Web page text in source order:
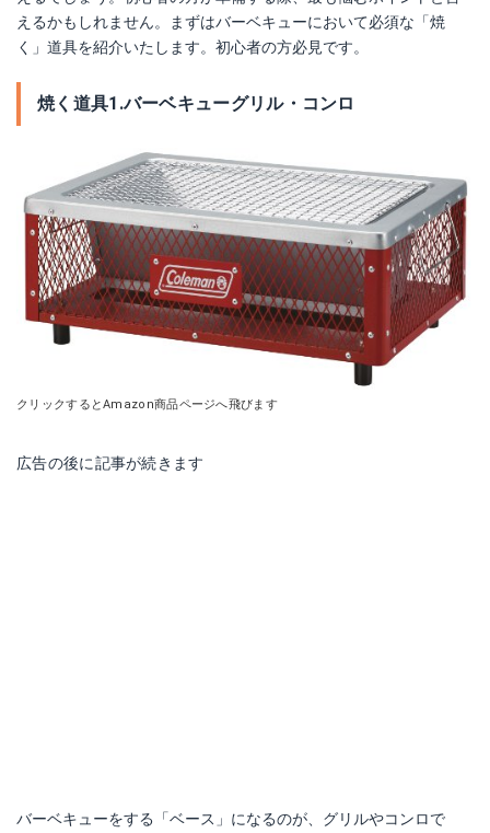
えるかもしれません。まずはバーベキューにおいて必須な「焼
く」道具を紹介いたします。初心者の方必見です。
焼く道具1.バーベキューグリル・コンロ
クリックするとAmazon商品ページへ飛びます
広告の後に記事が続きます
バーベキューをする「ベース」になるのが、グリルやコンロで